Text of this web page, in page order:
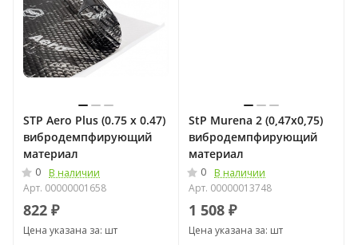
STP Aero Plus (0.75 х 0.47)
вибродемпфирующий
материал
0
В наличии
Арт. 00000001658
822 ₽
Цена указана за: шт
StP Murena 2 (0,47х0,75)
вибродемпфирующий
материал
0
В наличии
Арт. 00000013748
1 508 ₽
Цена указана за: шт